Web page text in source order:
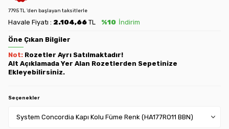
779.5 TL 'den başlayan taksitlerle
Havale Fiyatı : 2.104,66 TL %10 İndirim
Öne Çıkan Bilgiler
Not: Rozetler Ayrı Satılmaktadır!
Alt Açıklamada Yer Alan Rozetlerden Sepetinize
Ekleyebilirsiniz.
Seçenekler